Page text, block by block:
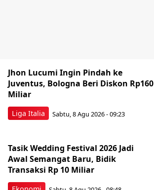
Liga Italia
Jhon Lucumi Ingin Pindah ke
Juventus, Bologna Beri Diskon Rp160
Miliar
Sabtu, 8 Agu 2026 - 09:23
Tasik Wedding Festival 2026 Jadi
Awal Semangat Baru, Bidik
Transaksi Rp 10 Miliar